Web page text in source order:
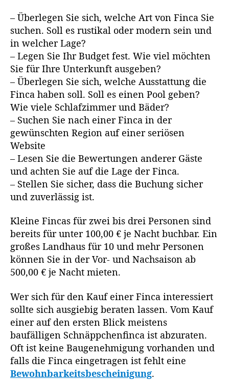
– Überlegen Sie sich, welche Art von Finca Sie
suchen. Soll es rustikal oder modern sein und
in welcher Lage?
– Legen Sie Ihr Budget fest. Wie viel möchten
Sie für Ihre Unterkunft ausgeben?
– Überlegen Sie sich, welche Ausstattung die
Finca haben soll. Soll es einen Pool geben?
Wie viele Schlafzimmer und Bäder?
– Suchen Sie nach einer Finca in der
gewünschten Region auf einer seriösen
Website
– Lesen Sie die Bewertungen anderer Gäste
und achten Sie auf die Lage der Finca.
– Stellen Sie sicher, dass die Buchung sicher
und zuverlässig ist.
Kleine Fincas für zwei bis drei Personen sind
bereits für unter 100,00 € je Nacht buchbar. Ein
großes Landhaus für 10 und mehr Personen
können Sie in der Vor- und Nachsaison ab
500,00 € je Nacht mieten.
Wer sich für den Kauf einer Finca interessiert
sollte sich ausgiebig beraten lassen. Vom Kauf
einer auf den ersten Blick meistens
baufälligen Schnäppchenfinca ist abzuraten.
Oft ist keine Baugenehmigung vorhanden und
falls die Finca eingetragen ist fehlt eine
Bewohnbarkeitsbescheinigung.